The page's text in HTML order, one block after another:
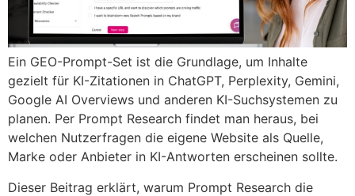
Ein GEO-Prompt-Set ist die Grundlage, um Inhalte
gezielt für KI-Zitationen in ChatGPT, Perplexity, Gemini,
Google AI Overviews und anderen KI-Suchsystemen zu
planen. Per Prompt Research findet man heraus, bei
welchen Nutzerfragen die eigene Website als Quelle,
Marke oder Anbieter in KI-Antworten erscheinen sollte.
Dieser Beitrag erklärt, warum Prompt Research die